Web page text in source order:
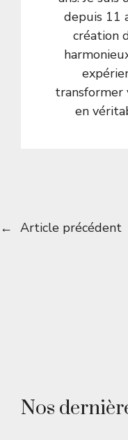
depuis 11
création
transformer
en
← Article précédent
Nos